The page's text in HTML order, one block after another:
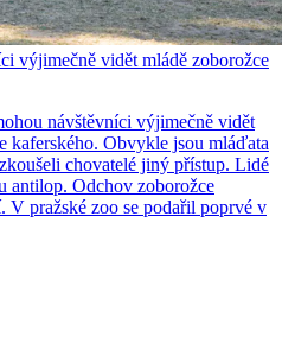
výjimečně vidět mládě zoborožce
návštěvníci výjimečně vidět
kaferského. Obvykle jsou mláďata
chovatelé jiný přístup. Lidé
antilop. Odchov zoborožce
V pražské zoo se podařil poprvé v